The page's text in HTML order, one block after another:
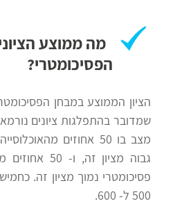
מה ממוצע
הפסיכומטרי?
שמדובר בהתפלגות ציונים
מצב בו 50 אחוזים
גבוה מציון זה,
פסיכומטרי נמוך מציון זה.
500 ל- 600.